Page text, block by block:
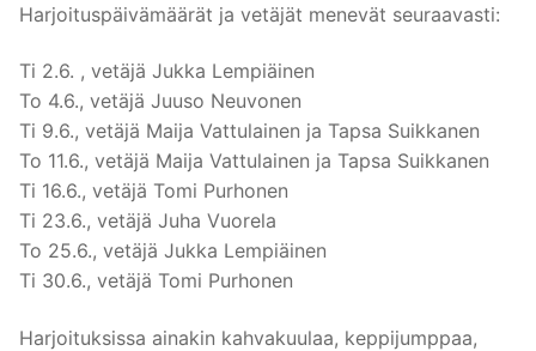
Harjoituspäivämäärät ja vetäjät menevät seuraavasti:
Ti 2.6. , vetäjä Jukka Lempiäinen
To 4.6., vetäjä Juuso Neuvonen
Ti 9.6., vetäjä Maija Vattulainen ja Tapsa Suikkanen
To 11.6., vetäjä Maija Vattulainen ja Tapsa Suikkanen
Ti 16.6., vetäjä Tomi Purhonen
Ti 23.6., vetäjä Juha Vuorela
To 25.6., vetäjä Jukka Lempiäinen
Ti 30.6., vetäjä Tomi Purhonen
Harjoituksissa ainakin kahvakuulaa, keppijumppaa,